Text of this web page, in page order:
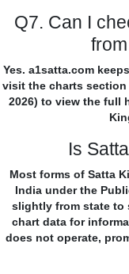
Q7. Can I
Yes. a1satta.com
visit the charts section
2026) to view the full
Is
Most forms of Satta
India under the
slightly from state to
chart data for
does not operate,